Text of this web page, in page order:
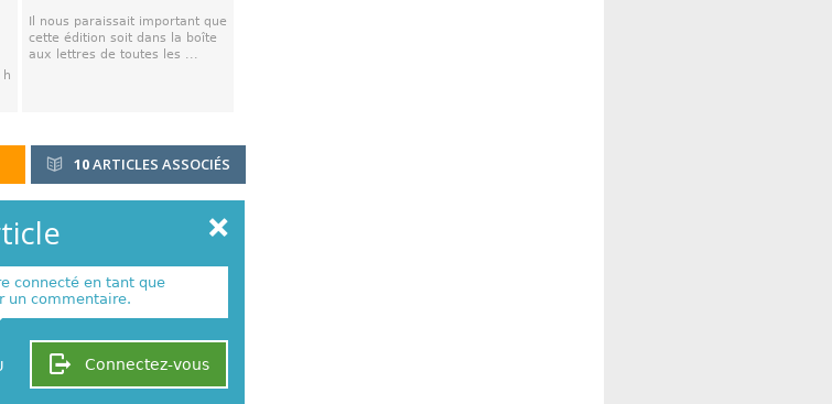
Il nous paraissait important que
cette édition soit dans la boîte
aux lettres de toutes les ...
10ARTICLES ASSOCIÉS
connecté en tant que
un commentaire.
Connectez-vous